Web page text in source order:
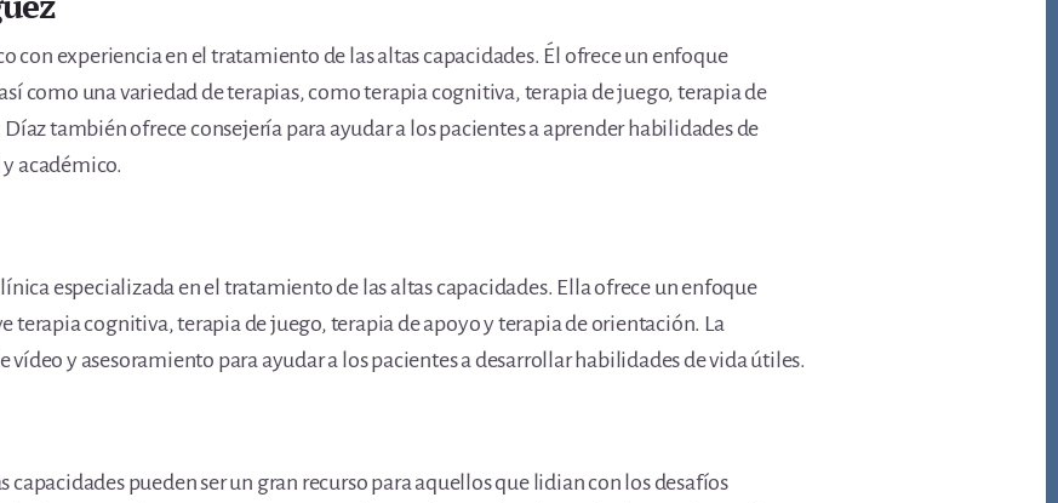
con experiencia en el tratamiento de las altas capacidades. Él ofrece un enfoque
como una variedad de terapias, como terapia cognitiva, terapia de juego, terapia de
también ofrece consejería para ayudar a los pacientes a aprender habilidades de
académico.
especializada en el tratamiento de las altas capacidades. Ella ofrece un enfoque
terapia cognitiva, terapia de juego, terapia de apoyo y terapia de orientación. La
vídeo y asesoramiento para ayudar a los pacientes a desarrollar habilidades de vida útiles.
capacidades pueden ser un gran recurso para aquellos que lidian con los desafíos